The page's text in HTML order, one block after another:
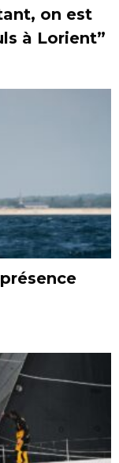
on est
à Lorient”